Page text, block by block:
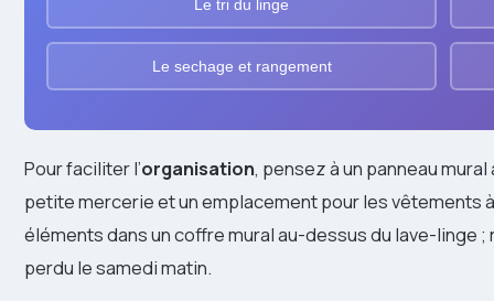
Le tri du linge
Le sechage et rangement
Pour faciliter l’organisation, pensez à un panneau
petite mercerie et un emplacement pour les vêtements
éléments dans un coffre mural au-dessus du lave-linge
perdu le samedi matin.